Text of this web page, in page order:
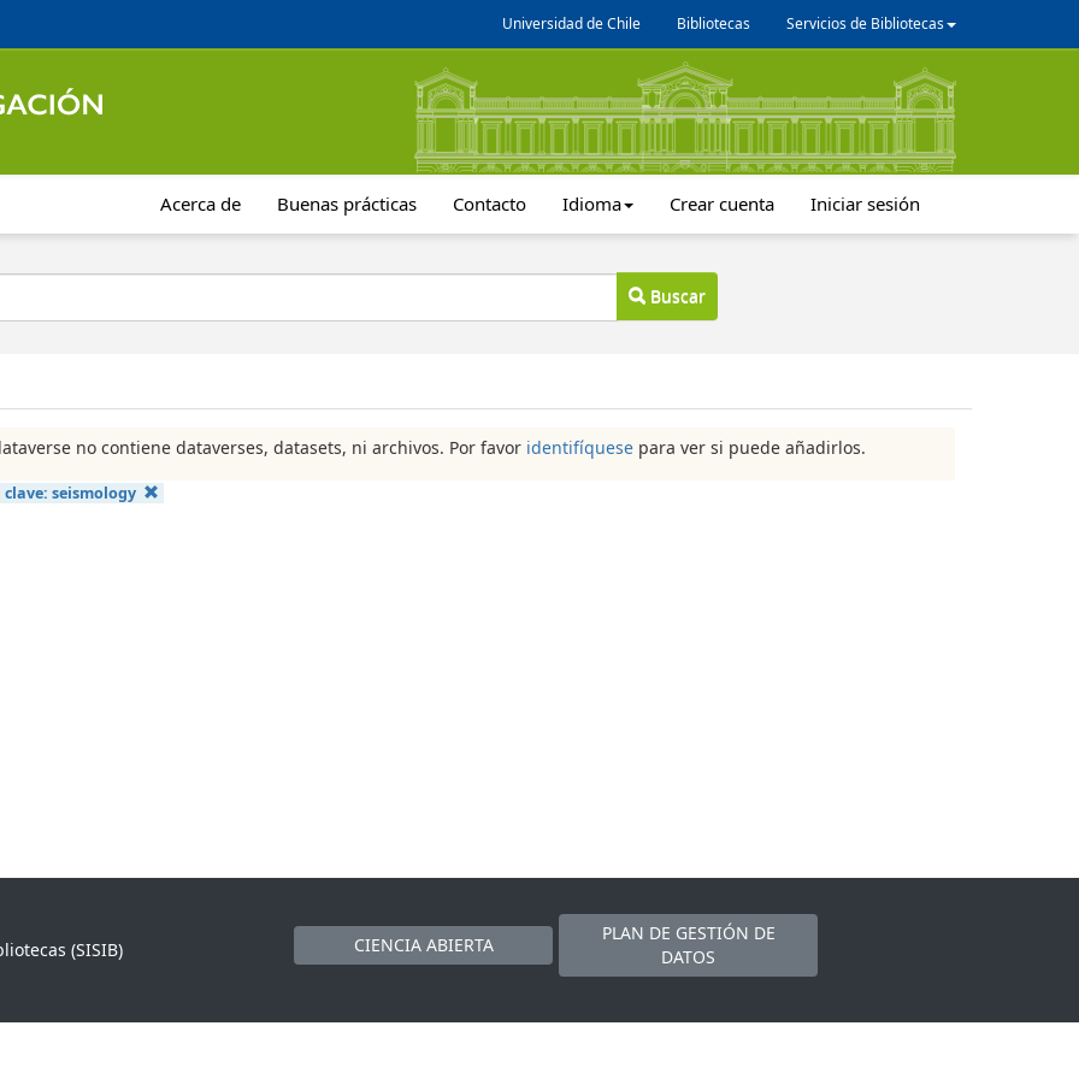
Universidad de Chile Bibliotecas Servicios de Bibliotecas
Acerca de Buenas prácticas Contacto Idioma Crear cuenta Iniciar sesión
Buscar
no contiene dataverses, datasets, ni archivos. Por favor identifíquese para ver si puede añadirlos.
seismology
(SISIB)
CIENCIA ABIERTA
PLAN DE GESTIÓN DE
DATOS